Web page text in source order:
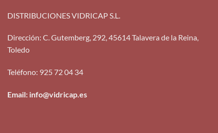
DISTRIBUCIONES VIDRICAP S.L.
Dirección: C. Gutemberg, 292, 45614 Talavera de la Reina,
Toledo
Teléfono: 925 72 04 34
Email: info@vidricap.es